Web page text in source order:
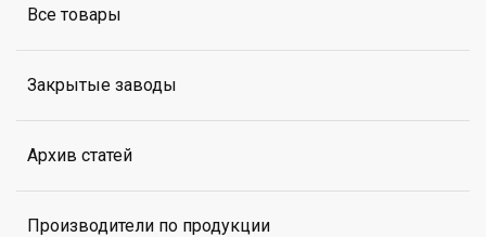
Все товары
Закрытые заводы
Архив статей
Производители по продукции